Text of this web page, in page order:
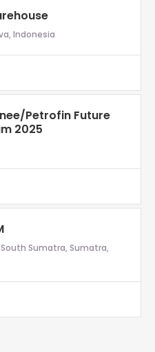
Indonesia
Petrofin Future
2025
Sumatra, Sumatra,